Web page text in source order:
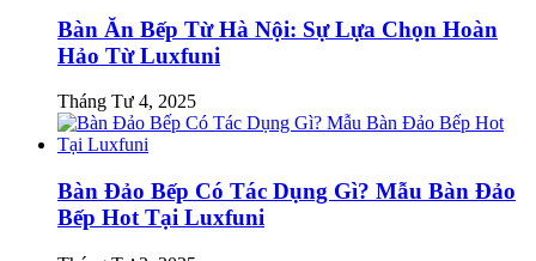
Bàn Ăn Bếp Từ Hà Nội: Sự Lựa Chọn Hoàn
Hảo Từ Luxfuni
Tháng Tư 4, 2025
Bàn Đảo Bếp Có Tác Dụng Gì? Mẫu Bàn Đảo
Bếp Hot Tại Luxfuni